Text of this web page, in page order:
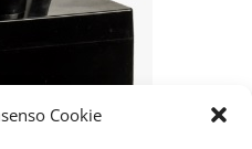
Cookie